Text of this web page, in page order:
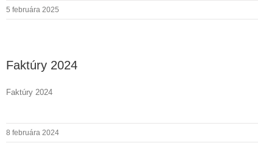
5 februára 2025
Faktúry 2024
Faktúry 2024
8 februára 2024